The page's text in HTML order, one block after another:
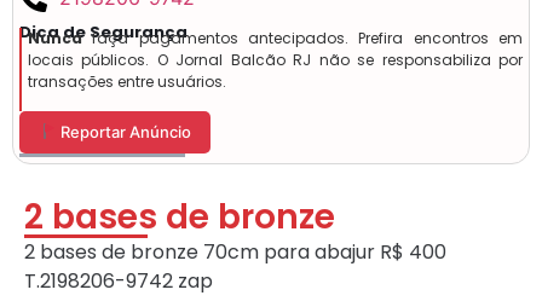
Dica de Segurança
Nuncafaça pagamentos antecipados. Prefira encontros em
locais públicos. O Jornal Balcão RJ não se responsabiliza por
transações entre usuários.
Reportar Anúncio
2 bases de bronze
2 bases de bronze 70cm para abajur R$ 400
T.2198206-9742 zap